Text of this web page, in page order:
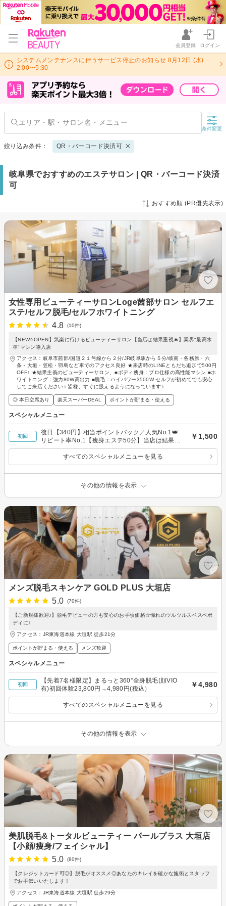
会員登録 ログイン
システムメンテナンスに伴うサービス停止のお知らせ 8月12日 (水)
2:00〜5:30
条件変更
絞り込み条件： QR・バーコード決済可
岐阜県でおすすめのエステサロン | QR・バーコード決済
可
おすすめ順 (PR優先表示)
女性専用ビューティーサロンLoge茜部サロン セルフエ
ステ/セルフ脱毛/セルフホワイトニング
4.8
(10件)
【NEW⭐OPEN】気楽に行けるビューティーサロン【当店は結果重視🔥】業界"最高水
準"マシン導入店
アクセス：岐阜市茜部/国道２１号線から２分/JR岐阜駅から５分/岐南・各務原・六
条・大垣・笠松・羽島など車でのアクセス良好 ★来店時のLINEともだち追加で500円
OFF♪ ★結果主義のビューティーサロン、■ボディ痩身：プロ仕様の高性能マシン ■ホ
ワイトニング：強力80W高出力 ■脱毛：ハイパワー3500W セルフが初めてでも安心
してご来店ください♪ 皆様、すぐに扱えるようになっています♪
◎ 本日空席あり 楽天スーパーDEAL ポイントが貯まる・使える
スペシャルメニュー
初回
後日【340円】相当ポイントバック／人気No.1👑
リピート率No.1【痩身エステ50分】当店は結果重
視◎落ちにくい脂肪も効率的に焼燃♪
￥1,500
すべてのスペシャルメニューを見る
その他の情報を表示
メンズ脱毛スキンケア GOLD PLUS 大垣店
5.0
(70件)
【ご新規様歓迎♪】脱毛デビューの方も安心のお手頃価格☆憧れのツルツルスベスベボ
ディに♪
アクセス：JR東海道本線 大垣駅 徒歩21分
ポイントが貯まる・使える メンズ歓迎
スペシャルメニュー
初回
【先着7名様限定】まるっと360°全身脱毛(顔VIO
有)初回体験23,800円→4,980円(税込）
￥4,980
すべてのスペシャルメニューを見る
その他の情報を表示
美肌脱毛&トータルビューティー パールプラス 大垣店
【小顔/痩身/フェイシャル】
5.0
(80件)
【クレジットカード可◎】脱毛がオススメ◎あなたのキレイを確かな施術とスタッフ
でお手伝いいたします！
アクセス：JR東海道本線 大垣駅 徒歩29分